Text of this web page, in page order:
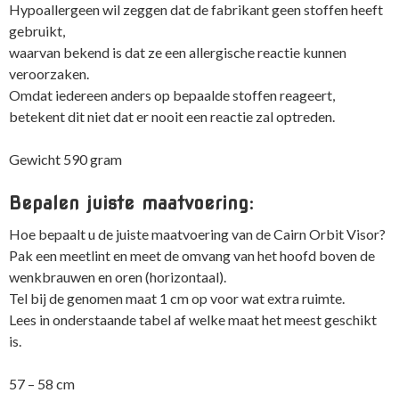
Hypoallergeen wil zeggen dat de fabrikant geen stoffen heeft
gebruikt,
waarvan bekend is dat ze een allergische reactie kunnen
veroorzaken.
Omdat iedereen anders op bepaalde stoffen reageert,
betekent dit niet dat er nooit een reactie zal optreden.
Gewicht 590 gram
Bepalen juiste maatvoering:
Hoe bepaalt u de juiste maatvoering van de Cairn Orbit Visor?
Pak een meetlint en meet de omvang van het hoofd boven de
wenkbrauwen en oren (horizontaal).
Tel bij de genomen maat 1 cm op voor wat extra ruimte.
Lees in onderstaande tabel af welke maat het meest geschikt
is.
57 – 58 cm